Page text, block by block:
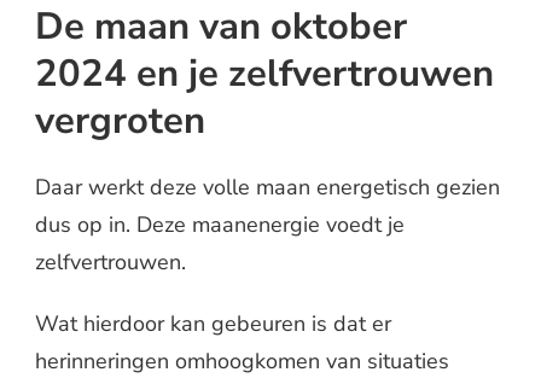
De maan van oktober
2024 en je zelfvertrouwen
vergroten
Daar werkt deze volle maan energetisch gezien
dus op in. Deze maanenergie voedt je
zelfvertrouwen.
Wat hierdoor kan gebeuren is dat er
herinneringen omhoogkomen van situaties